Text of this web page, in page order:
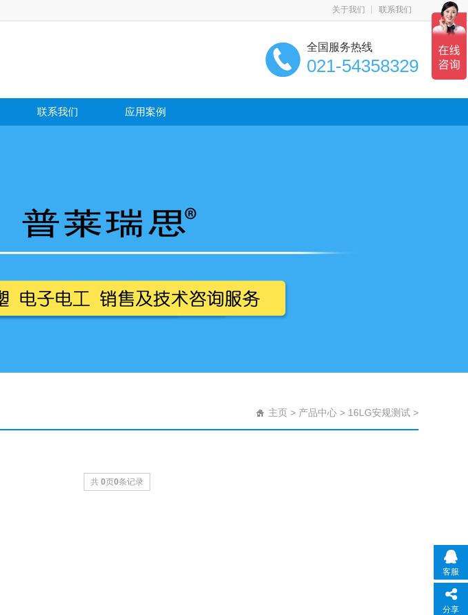
关于我们 联系我们
全国服务热线
021-54358329
联系我们 应用案例
主页 > 产品中心 > 16LG安规测试 >
共 0页0条记录
客服
分享